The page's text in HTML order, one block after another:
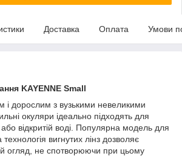
Доставка Оплата Умови
KAYENNE Small
і дорослим з вузькими невеликими
окуляри ідеально підходять для
відкритій воді. Популярна модель для
вигнутих лінз дозволяє
огляд, не спотворюючи при цьому